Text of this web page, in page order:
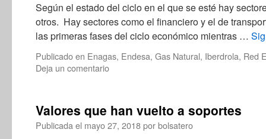
Según el estado del ciclo en el que se esté hay
otros. Hay sectores como el financiero y el de
las primeras fases del ciclo económico mientras …
Publicado en Enagas, Endesa, Gas Natural, Iberdrola, Red
Deja un comentario
Valores que han vuelto a soportes
Publicada el mayo 27, 2018porbolsatero